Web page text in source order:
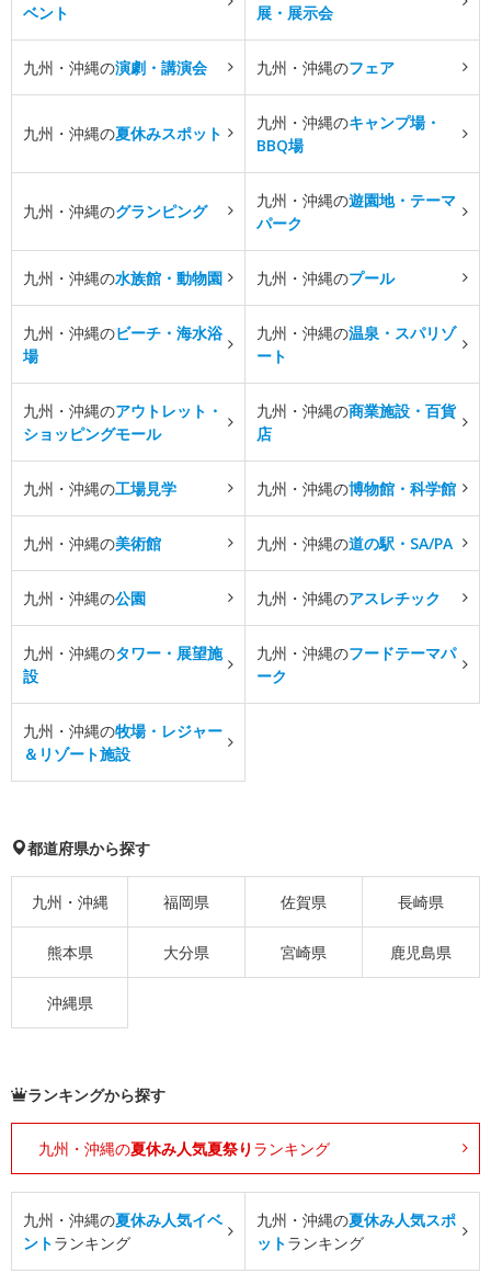
ベント 展・展示会
九州・沖縄の演劇・講演会 九州・沖縄のフェア
九州・沖縄の夏休みスポット
九州・沖縄のキャンプ場・
BBQ場
九州・沖縄のグランピング
九州・沖縄の遊園地・テーマ
パーク
九州・沖縄の水族館・動物園 九州・沖縄のプール
九州・沖縄のビーチ・海水浴
場
九州・沖縄の温泉・スパリゾ
ート
九州・沖縄のアウトレット・
ショッピングモール
九州・沖縄の商業施設・百貨
店
九州・沖縄の工場見学 九州・沖縄の博物館・科学館
九州・沖縄の美術館 九州・沖縄の道の駅・SA/PA
九州・沖縄の公園 九州・沖縄のアスレチック
九州・沖縄のタワー・展望施
設
九州・沖縄のフードテーマパ
ーク
九州・沖縄の牧場・レジャー
＆リゾート施設
都道府県から探す
九州・沖縄 福岡県 佐賀県 長崎県
熊本県 大分県 宮崎県 鹿児島県
沖縄県
ランキングから探す
九州・沖縄の夏休み人気夏祭り ランキング
九州・沖縄の夏休み人気イベ
ントランキング
九州・沖縄の夏休み人気スポ
ットランキング